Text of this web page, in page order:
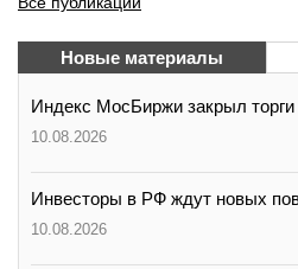
Новые материалы
Индекс МосБиржи закрыл
10.08.2026
Инвесторы в РФ ждут новых
10.08.2026